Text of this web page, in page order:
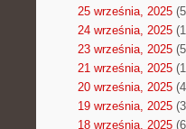
25 września, 2025
24 września, 2025
23 września, 2025
21 września, 2025
20 września, 2025
19 września, 2025
18 września, 2025